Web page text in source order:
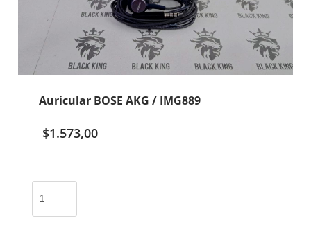
Auricular BOSE AKG / IMG889
$1.573,00
BOSE
AKG